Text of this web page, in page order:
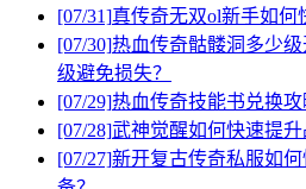
[07/31]真传奇无双ol新手如何
[07/30]热血传奇骷髅洞多少
级避免损失？
[07/29]热血传奇技能书兑换攻
[07/28]武神觉醒如何快速提升
[07/27]新开复古传奇私服如